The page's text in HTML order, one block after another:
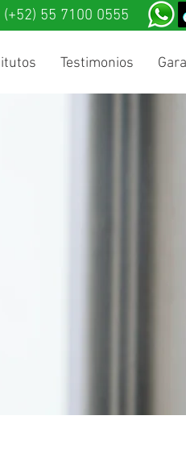
Testimonios
(+52) 55 7100 0555